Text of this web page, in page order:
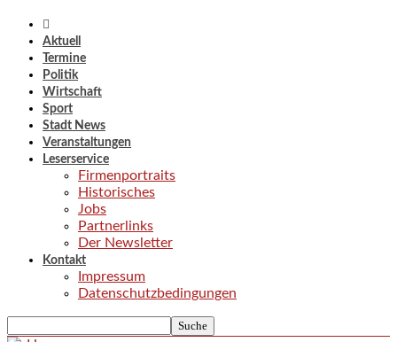
Aktuell
Termine
Politik
Wirtschaft
Sport
Stadt News
Veranstaltungen
Leserservice
Firmenportraits
Historisches
Jobs
Partnerlinks
Der Newsletter
Kontakt
Impressum
Datenschutzbedingungen